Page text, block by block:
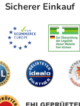
Sicherer Einkauf